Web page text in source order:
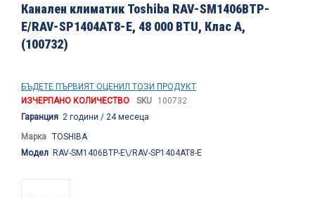
към
на
галерия
със
Канален климатик Toshiba RAV-SM1406BTP-
E/RAV-SP1404AT8-E, 48 000 BTU, Клас A,
(100732)
БЪДЕТЕ ПЪРВИЯТ ОЦЕНИЛ ТОЗИ ПРОДУКТ
ИЗЧЕРПАНО КОЛИЧЕСТВО
SKU
100732
Гаранция 2 години / 24 месеца
Марка TOSHIBA
Модел RAV-SM1406BTP-E\/RAV-SP1404AT8-E